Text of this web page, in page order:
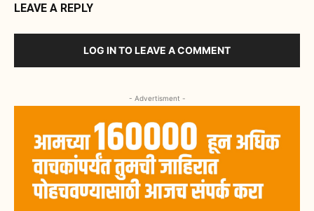
LEAVE A REPLY
LOG IN TO LEAVE A COMMENT
- Advertisment -